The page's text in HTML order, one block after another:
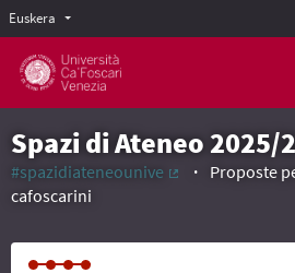
Euskera Scegli la lingua
Spazi di Ateneo 2025/
#spazidiateneounive
Proposte
cafoscarini